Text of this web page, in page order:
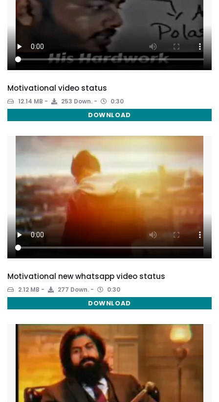
Motivational video status
12.14 MB 253 Down. 0:30
DOWNLOAD
Motivational new whatsapp video status
2.12 MB 277 Down. 0:30
DOWNLOAD